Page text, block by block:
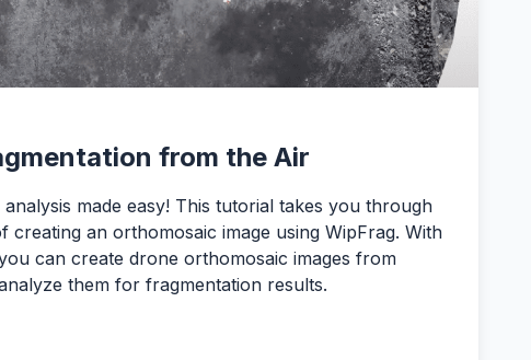
from the Air
made easy! This tutorial takes you through
creating an orthomosaic image using WipFrag. With
can create drone orthomosaic images from
them for fragmentation results.